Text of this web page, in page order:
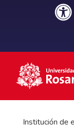
Institución de